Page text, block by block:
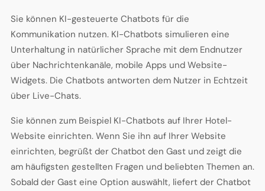
Sie können KI-gesteuerte Chatbots für die
Kommunikation nutzen. KI-Chatbots simulieren eine
Unterhaltung in natürlicher Sprache mit dem Endnutzer
über Nachrichtenkanäle, mobile Apps und Website-
Widgets. Die Chatbots antworten dem Nutzer in Echtzeit
über Live-Chats.
Sie können zum Beispiel KI-Chatbots auf Ihrer Hotel-
Website einrichten. Wenn Sie ihn auf Ihrer Website
einrichten, begrüßt der Chatbot den Gast und zeigt die
am häufigsten gestellten Fragen und beliebten Themen an.
Sobald der Gast eine Option auswählt, liefert der Chatbot